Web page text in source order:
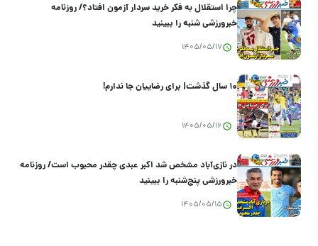
چرا استقلال به فکر خرید سردار آزمون افتاد؟/ روزنامه
خبرورزشی شنبه را ببینید
1405/05/17
۱۰ سال گذشت| برای رضاییان جا ندارم!
1405/05/16
در نازی‌آباد مشخص شد اکبر عبدی چقدر محبوب است/ روزنامه
خبرورزشی پنج‌شنبه را ببینید
1405/05/15